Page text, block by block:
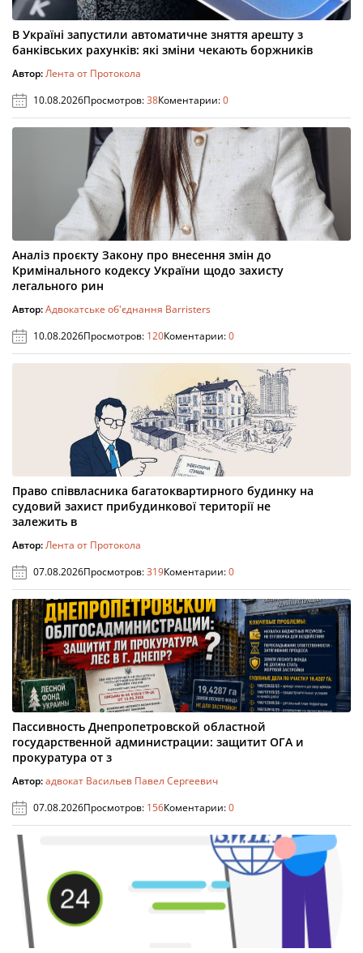
В Україні запустили автоматичне зняття арешту з
банківських рахунків: які зміни чекають боржників
Автор:Лента от Протокола
10.08.2026Просмотров:38Коментарии:0
Аналіз проєкту Закону про внесення змін до
Кримінального кодексу України щодо захисту
легального рин
Автор:Адвокатське об'єднання Barristers
10.08.2026Просмотров: 120Коментарии:0
Право співвласника багатоквартирного будинку на
судовий захист прибудинкової території не
залежить в
Автор:Лента от Протокола
07.08.2026Просмотров:319Коментарии:0
Пассивность Днепропетровской областной
государственной администрации: защитит ОГА и
прокуратура от з
Автор:адвокат Васильев Павел Сергеевич
07.08.2026Просмотров: 156Коментарии:0